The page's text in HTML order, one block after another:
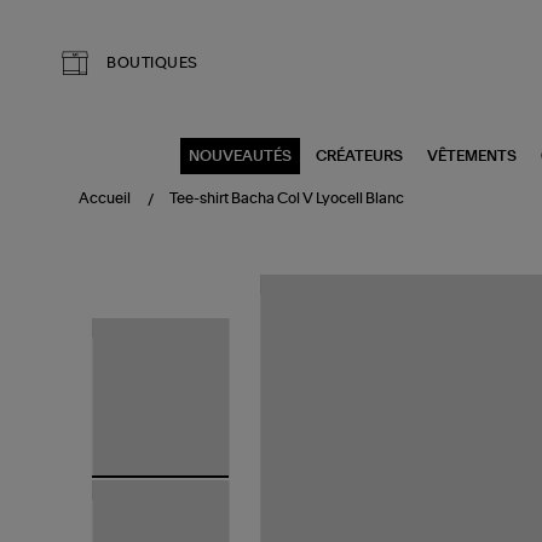
BOUTIQUES
NOUVEAUTÉS CRÉATEURS VÊTEMENTS
Accueil Tee-shirt Bacha Col V Lyocell Blanc